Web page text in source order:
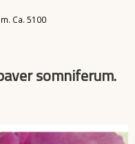
Ca. 5100
somniferum.